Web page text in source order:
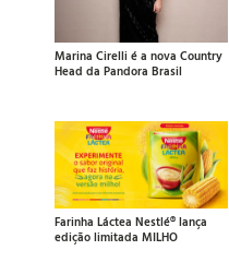
Marina Cirelli é a nova Country
Head da Pandora Brasil
Farinha Láctea Nestlé® lança
edição limitada MILHO